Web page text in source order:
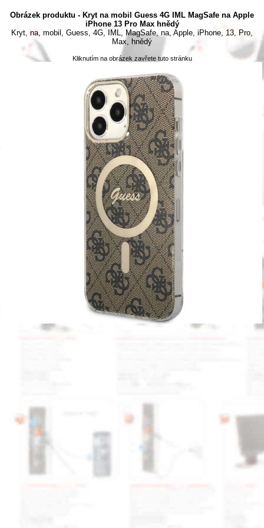
Obrázek produktu - Kryt na mobil Guess 4G IML MagSafe na Apple
iPhone 13 Pro Max hnědý
Kryt, na, mobil, Guess, 4G, IML, MagSafe, na, Apple, iPhone, 13, Pro,
Max, hnědý
Kliknutím na obrázek zavřete tuto stránku